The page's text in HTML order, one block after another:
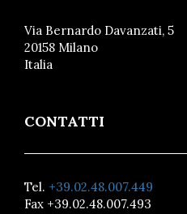
Via Bernardo Davanzati, 5
20158 Milano
Italia
CONTATTI
Tel. +39.02.48.007.449
Fax +39.02.48.007.493